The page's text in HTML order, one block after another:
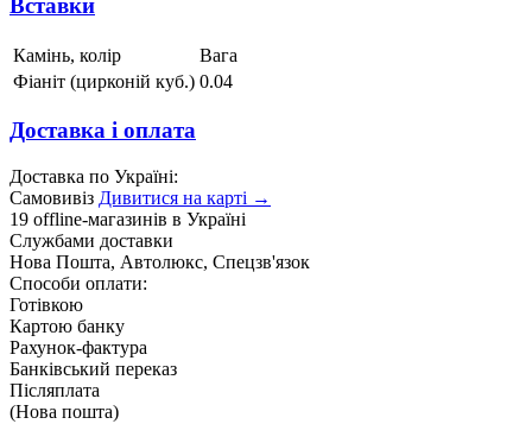
Вставки
Камінь, колір
Вага
Фіаніт (цирконій куб.) 0.04
Доставка і оплата
Доставка по Україні:
Самовивіз Дивитися на карті →
19 offline-магазинів в Україні
Службами доставки
Нова Пошта, Автолюкс, Спецзв'язок
Способи оплати:
Готівкою
Картою банку
Рахунок-фактура
Банківський переказ
Післяплата
(Нова пошта)